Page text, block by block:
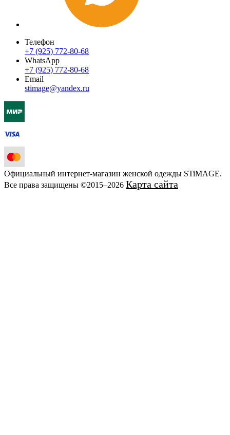
Телефон
+7 (925) 772-80-68
WhatsApp
+7 (925) 772-80-68
Email
stimage@yandex.ru
Официальный интернет-магазин женской одежды STiMAGE.
Все права защищены ©2015–2026 Карта сайта